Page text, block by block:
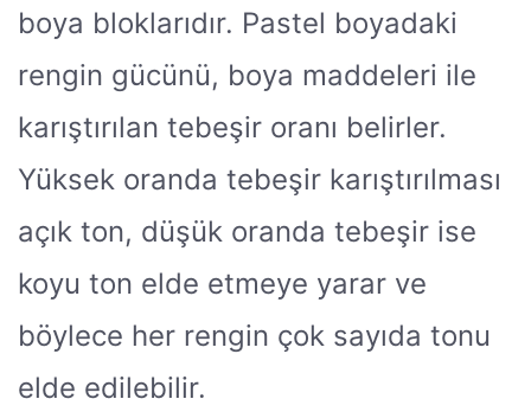
boya bloklarıdır. Pastel boyadaki
rengin gücünü, boya maddeleri ile
karıştırılan tebeşir oranı belirler.
Yüksek oranda tebeşir karıştırılması
açık ton, düşük oranda tebeşir ise
koyu ton elde etmeye yarar ve
böylece her rengin çok sayıda tonu
elde edilebilir.